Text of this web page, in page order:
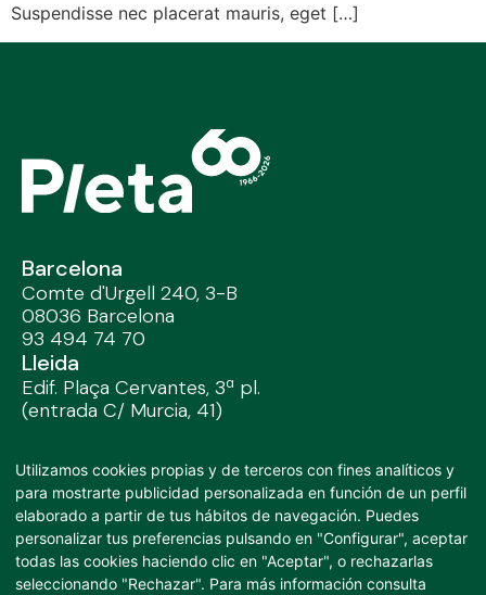
Suspendisse nec placerat mauris, eget […]
Barcelona
Comte d'Urgell 240, 3-B
08036 Barcelona
93 494 74 70
Lleida
Edif. Plaça Cervantes, 3ª pl.
(entrada C/ Murcia, 41)
Madrid
José Abascal, 44 4º
28003 Madrid
91 282 53 45
auditores@pleta.es
info@pleta.es
Utilizamos cookies propias y de terceros con fines analíticos y
para mostrarte publicidad personalizada en función de un perfil
elaborado a partir de tus hábitos de navegación. Puedes
personalizar tus preferencias pulsando en "Configurar", aceptar
todas las cookies haciendo clic en "Aceptar", o rechazarlas
seleccionando "Rechazar". Para más información consulta